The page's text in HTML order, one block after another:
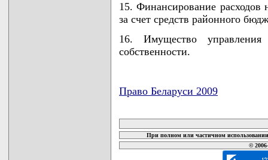
15. Финансирование расходов
за счет средств районного
16. Имущество
собственности.
Право Беларуси 2009
При полном или частичном
©